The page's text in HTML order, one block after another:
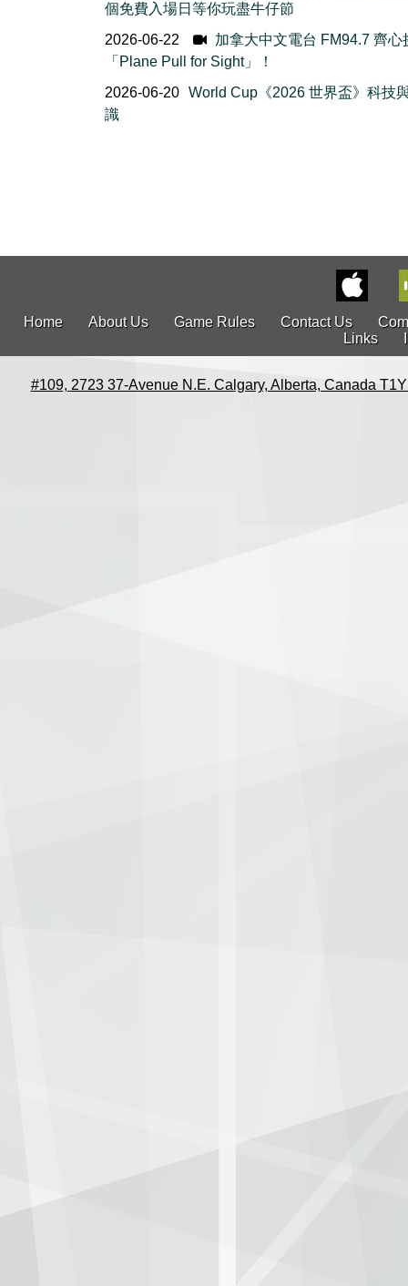
個免費入場日等你玩盡牛仔節
2026-06-22
加拿大中文電台 FM94.7 齊心
「Plane Pull for Sight」！
2026-06-20 World Cup《2026 世界盃》科技
識
Home About Us Game Rules Contact Us
Links
#109, 2723 37-Avenue N.E. Calgary, Alberta, Canada